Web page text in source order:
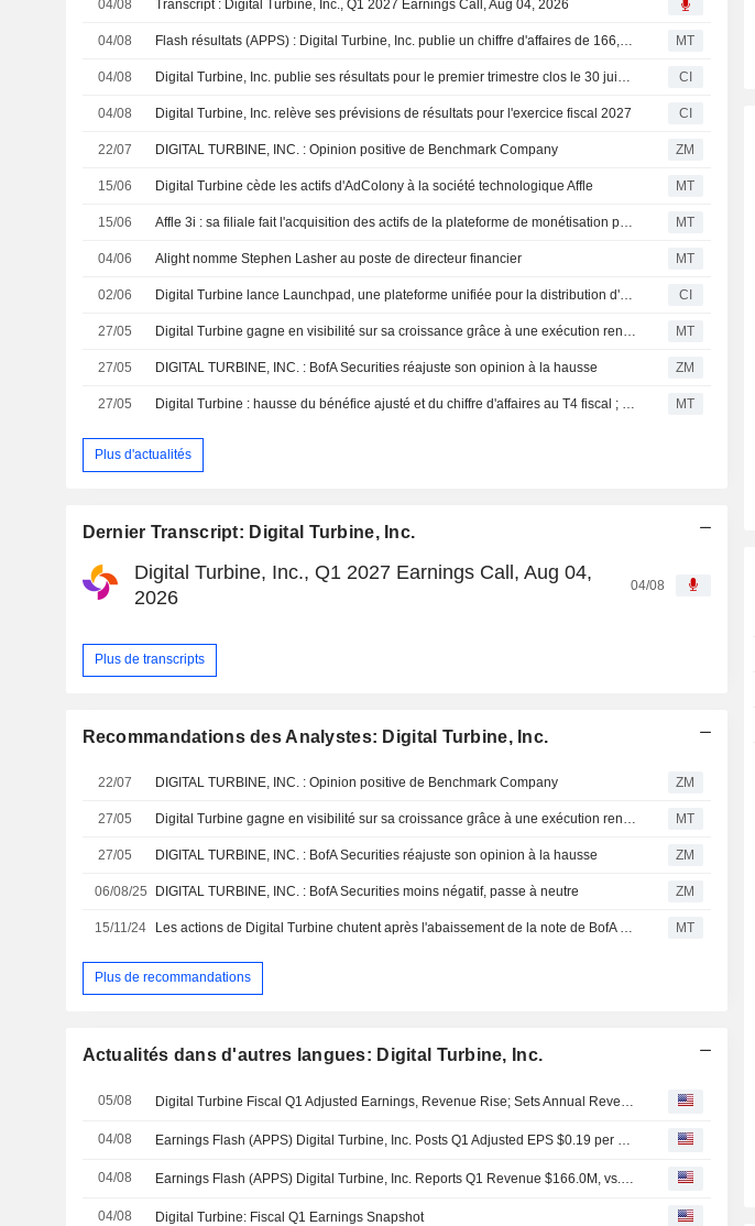
04/08 Transcript : Digital Turbine, Inc., Q1 2027 Earnings Call, Aug 04, 2026
04/08 Flash résultats (APPS) : Digital Turbine, Inc. publie un chiffre d'affaires de 166,0 millions de dollars au premier trimestre, contre 150,0 millions de dollars attendus par le consensus FactSet MT
04/08 Digital Turbine, Inc. publie ses résultats pour le premier trimestre clos le 30 juin 2026 CI
04/08 Digital Turbine, Inc. relève ses prévisions de résultats pour l'exercice fiscal 2027 CI
22/07 DIGITAL TURBINE, INC. : Opinion positive de Benchmark Company ZM
15/06 Digital Turbine cède les actifs d'AdColony à la société technologique Affle MT
15/06 Affle 3i : sa filiale fait l'acquisition des actifs de la plateforme de monétisation publicitaire AdColony MT
04/06 Alight nomme Stephen Lasher au poste de directeur financier MT
02/06 Digital Turbine lance Launchpad, une plateforme unifiée pour la distribution d'applications de nouvelle génération CI
27/05 Digital Turbine gagne en visibilité sur sa croissance grâce à une exécution renforcée, selon BofA MT
27/05 DIGITAL TURBINE, INC. : BofA Securities réajuste son opinion à la hausse ZM
27/05 Digital Turbine : hausse du bénéfice ajusté et du chiffre d'affaires au T4 fiscal ; objectifs 2027 fixés ; départ du CFO Steve Lasher MT
Plus d'actualités
Dernier Transcript: Digital Turbine, Inc.
Digital Turbine, Inc., Q1 2027 Earnings Call, Aug 04,
2026
04/08
Plus de transcripts
Recommandations des Analystes: Digital Turbine, Inc.
22/07 DIGITAL TURBINE, INC. : Opinion positive de Benchmark Company ZM
27/05 MT
27/05 DIGITAL TURBINE, INC. : BofA Securities réajuste son opinion à la hausse ZM
06/08/25 DIGITAL TURBINE, INC. : BofA Securities moins négatif, passe à neutre ZM
15/11/24 MT
Plus de recommandations
Actualités dans d'autres langues: Digital Turbine, Inc.
05/08 Digital Turbine Fiscal Q1 Adjusted Earnings, Revenue Rise; Sets Annual Revenue Guidance
04/08 Earnings Flash (APPS) Digital Turbine, Inc. Posts Q1 Adjusted EPS $0.19 per Share, vs. FactSet Est of $0.14
04/08 Earnings Flash (APPS) Digital Turbine, Inc. Reports Q1 Revenue $166.0M, vs. FactSet Est of $150.0M
04/08 Digital Turbine: Fiscal Q1 Earnings Snapshot